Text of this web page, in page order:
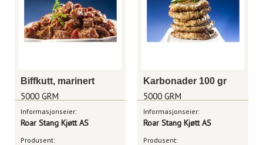
Biffkutt, marinert
5000 GRM
Informasjonseier:
Roar Stang Kjøtt AS
Produsent:
Karbonader 100 gr
5000 GRM
Informasjonseier:
Roar Stang Kjøtt AS
Produsent: